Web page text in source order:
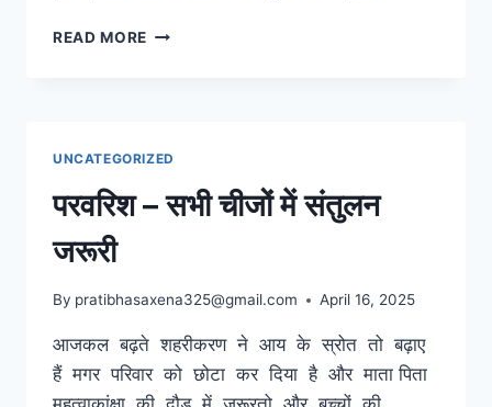
READ MORE बच्चों
UNCATEGORIZED
परवरिश – सभी चीजों में संतुलन
जरूरी
By pratibhasaxena325@gmail.com April 16, 2025
आजकल बढ़ते शहरीकरण ने आय के स्रोत तो बढ़ाए
हैं मगर परिवार को छोटा कर दिया है और माता पिता